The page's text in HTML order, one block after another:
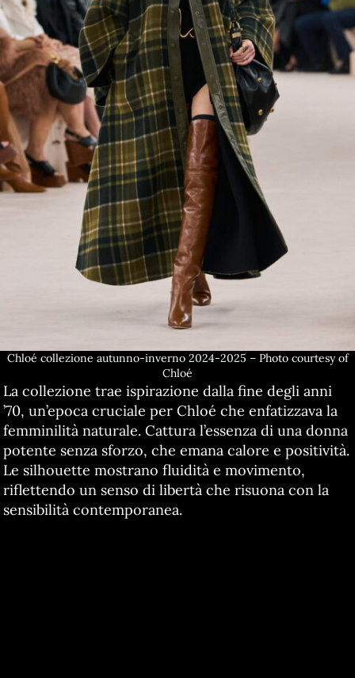
Chloé collezione autunno-inverno 2024-2025 – Photo courtesy of
Chloé
La collezione trae ispirazione dalla fine degli anni
’70, un’epoca cruciale per Chloé che enfatizzava la
femminilità naturale. Cattura l’essenza di una donna
potente senza sforzo, che emana calore e positività.
Le silhouette mostrano fluidità e movimento,
riflettendo un senso di libertà che risuona con la
sensibilità contemporanea.